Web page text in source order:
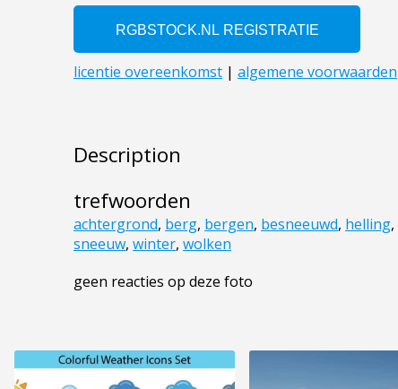
Description
trefwoorden
achtergrond, berg, bergen, besneeuwd, helling,
sneeuw, winter, wolken
geen reacties op deze foto